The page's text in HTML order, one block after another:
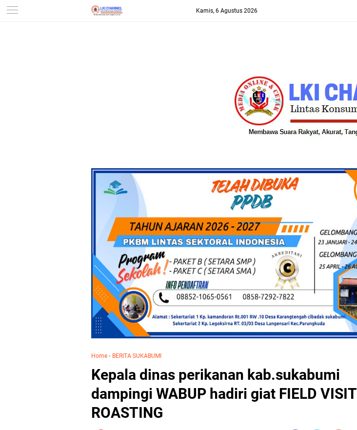
-->
Kamis, 6 Agustus 2026
Home › BERITA SUKABUMI
Kepala dinas perikanan kab.sukabumi
dampingi WABUP hadiri giat FIELD VISIT
ROASTING